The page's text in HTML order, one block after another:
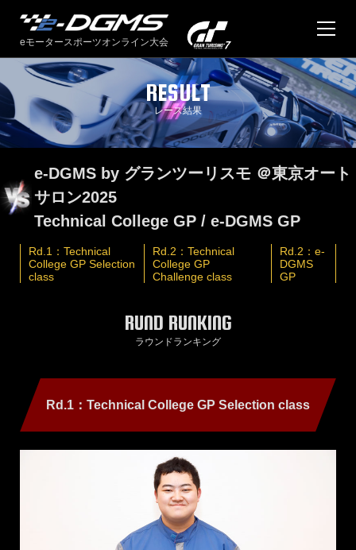
eモータースポーツオンライン大会
TOP
NEWS
新着情報
過去のニュース
ABOUT US
Technical College Series 2026
TOKYO AUTO SALON 2026
過去の大会
REPORT
TOKYO AUTO SALON 2026
2025 Series
TOKYO AUTO SALON 2025
2024 Series
2023 Series
2022 Series
RESULT
レース結果
e-DGMS by グランツーリスモ ＠東京オート
サロン2025
Technical College GP / e-DGMS GP
Rd.1：Technical
College GP Selection
class
Rd.2：Technical
College GP
Challenge class
Rd.2：e-
DGMS
GP
RUND RUNKING
ラウンドランキング
Rd.1：Technical College GP Selection class